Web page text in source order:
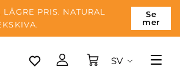
LÄGRE PRIS. NATURAL
Se
mer
SV